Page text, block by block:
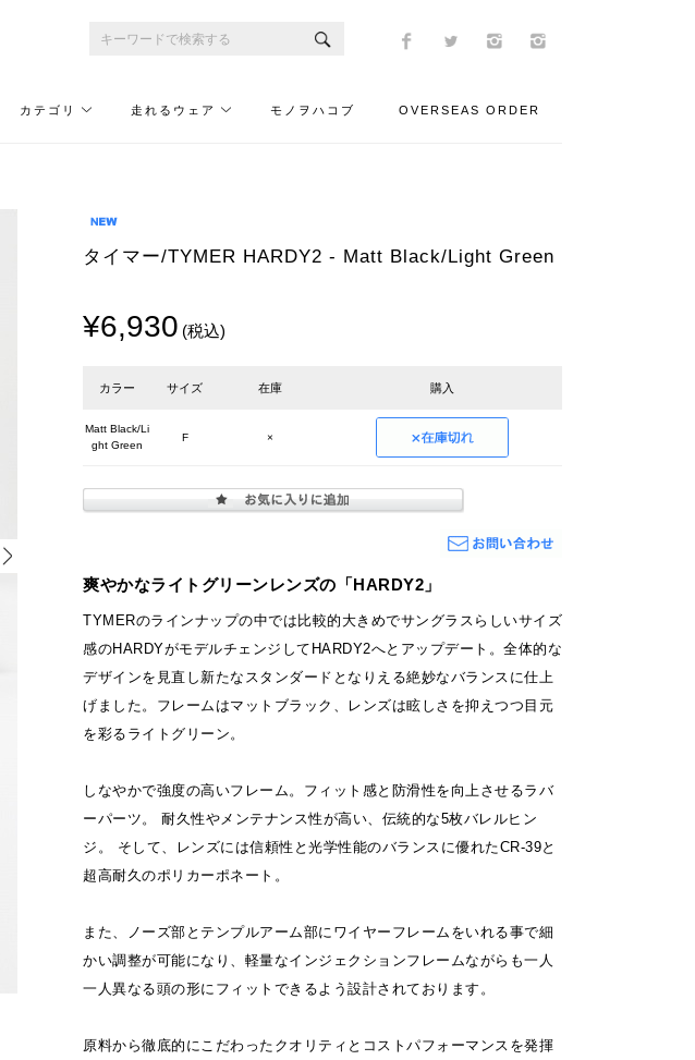
カテゴリ 走れるウェア モノヲハコブ OVERSEAS ORDER
タイマー/TYMER HARDY2 - Matt Black/Light Green
¥6,930 (税込)
カラー サイズ 在庫 購入
Matt Black/Li
ght Green
F ×
爽やかなライトグリーンレンズの「HARDY2」
TYMERのラインナップの中では比較的大きめでサングラスらしいサイズ
感のHARDYがモデルチェンジしてHARDY2へとアップデート。全体的な
デザインを見直し新たなスタンダードとなりえる絶妙なバランスに仕上
げました。フレームはマットブラック、レンズは眩しさを抑えつつ目元
を彩るライトグリーン。
しなやかで強度の高いフレーム。フィット感と防滑性を向上させるラバ
ーパーツ。 耐久性やメンテナンス性が高い、伝統的な5枚バレルヒン
ジ。 そして、レンズには信頼性と光学性能のバランスに優れたCR-39と
超高耐久のポリカーポネート。
また、ノーズ部とテンプルアーム部にワイヤーフレームをいれる事で細
かい調整が可能になり、軽量なインジェクションフレームながらも一人
一人異なる頭の形にフィットできるよう設計されております。
原料から徹底的にこだわったクオリティとコストパフォーマンスを発揮